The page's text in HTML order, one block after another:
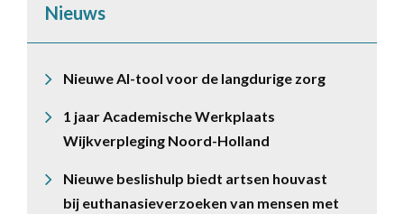
Nieuws
Nieuwe AI-tool voor de langdurige zorg
1 jaar Academische Werkplaats
Wijkverpleging Noord-Holland
Nieuwe beslishulp biedt artsen houvast
bij euthanasieverzoeken van mensen met